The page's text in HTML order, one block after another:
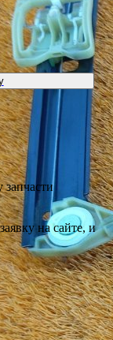
запчасти
на сайте, и